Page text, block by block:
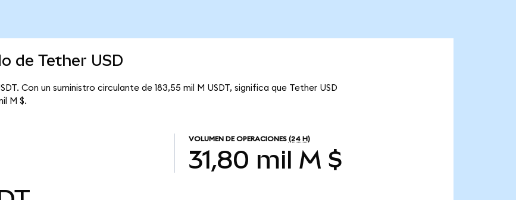
de Tether USD
Con un suministro circulante de 183,55 mil M USDT, significa que Tether USD
M $.
VOLUMEN DE OPERACIONES (24 H)
31,80 mil M $